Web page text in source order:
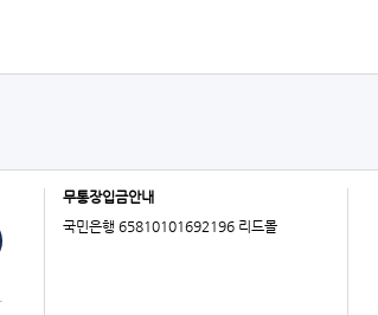
무통장입금안내
국민은행 65810101692196 리드몰